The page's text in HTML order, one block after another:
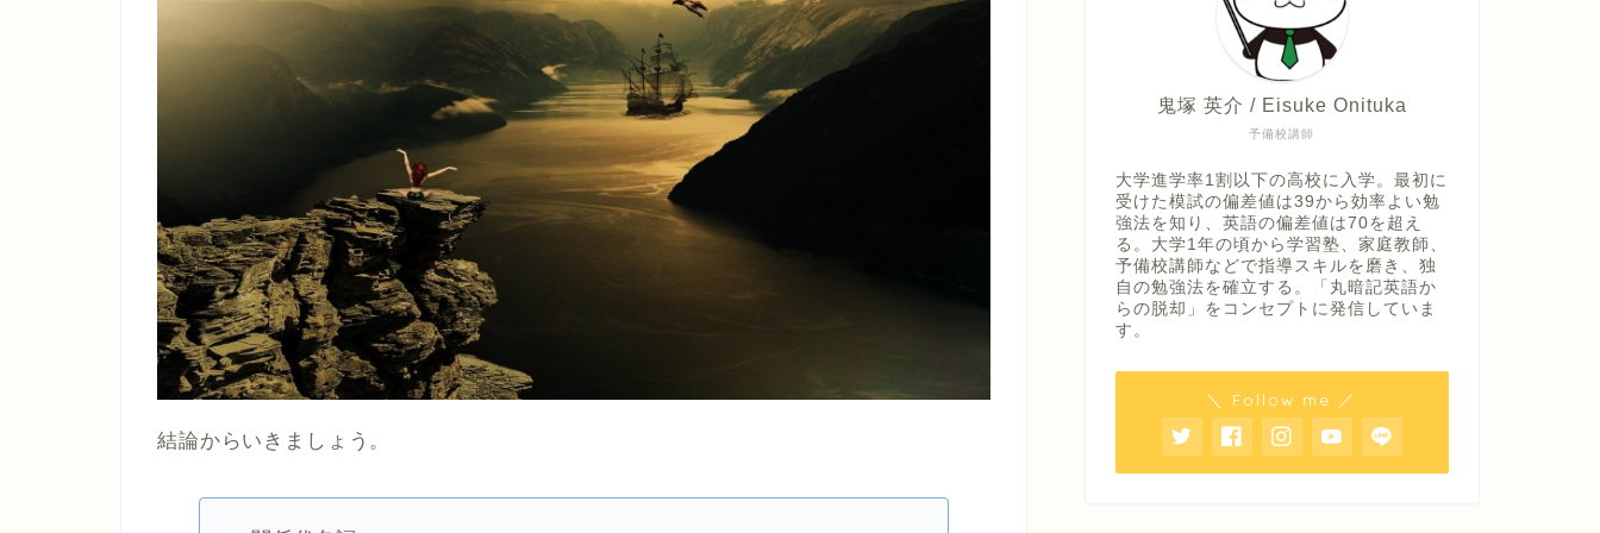
結論からいきましょう。
予備校講師
鬼塚 英介 / Eisuke Onituka
大学進学率1割以下の高校に入学。最初に
受けた模試の偏差値は39から効率よい勉
強法を知り、英語の偏差値は70を超え
る。大学1年の頃から学習塾、家庭教師、
予備校講師などで指導スキルを磨き、独
自の勉強法を確立する。「丸暗記英語か
らの脱却」をコンセプトに発信していま
す。
＼ Follow me ／